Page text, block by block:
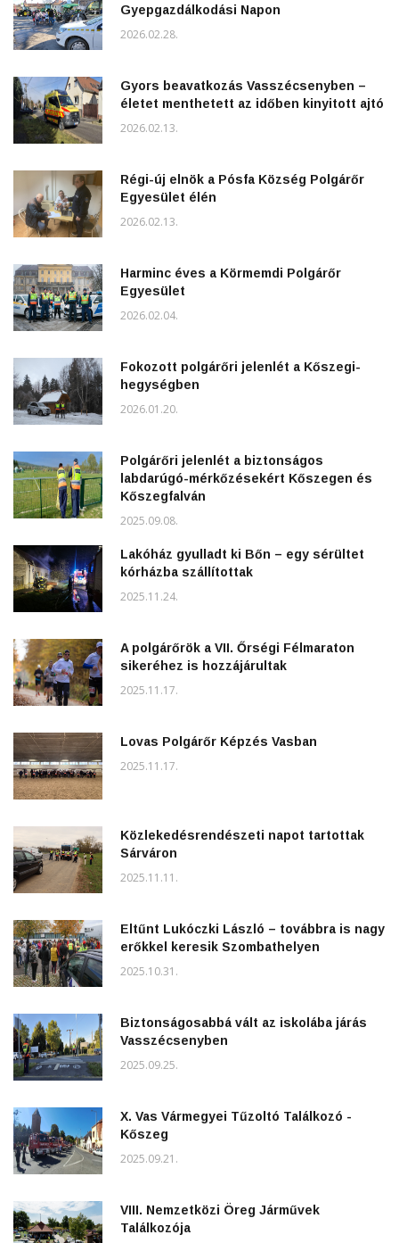
Gyepgazdálkodási Napon
2026.02.28.
Gyors beavatkozás Vasszécsenyben –
életet menthetett az időben kinyitott ajtó
2026.02.13.
Régi-új elnök a Pósfa Község Polgárőr
Egyesület élén
2026.02.13.
Harminc éves a Körmemdi Polgárőr
Egyesület
2026.02.04.
Fokozott polgárőri jelenlét a Kőszegi-
hegységben
2026.01.20.
Polgárőri jelenlét a biztonságos
labdarúgó-mérkőzésekért Kőszegen és
Kőszegfalván
2025.09.08.
Lakóház gyulladt ki Bőn – egy sérültet
kórházba szállítottak
2025.11.24.
A polgárőrök a VII. Őrségi Félmaraton
sikeréhez is hozzájárultak
2025.11.17.
Lovas Polgárőr Képzés Vasban
2025.11.17.
Közlekedésrendészeti napot tartottak
Sárváron
2025.11.11.
Eltűnt Lukóczki László – továbbra is nagy
erőkkel keresik Szombathelyen
2025.10.31.
Biztonságosabbá vált az iskolába járás
Vasszécsenyben
2025.09.25.
X. Vas Vármegyei Tűzoltó Találkozó -
Kőszeg
2025.09.21.
VIII. Nemzetközi Öreg Járművek
Találkozója